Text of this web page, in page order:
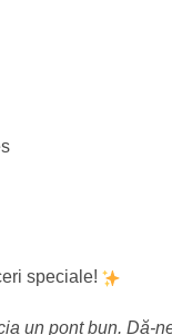
speciale!
un pont bun. Dă-